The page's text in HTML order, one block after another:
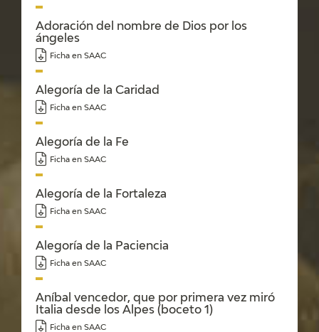
EXPOSICIONES
ACTIVIDADES
ACTUALIDAD
SALA DE PRENSA
BLOG CUADERNO ITALIANO
FRANCISCO DE GOYA
BIOGRAFÍA
EL VIAJE DE GOYA
Adoración del nombre de Dios por los
ángeles
Ficha en SAAC
Alegoría de la Caridad
Ficha en SAAC
Alegoría de la Fe
Ficha en SAAC
Alegoría de la Fortaleza
Ficha en SAAC
Alegoría de la Paciencia
Ficha en SAAC
Aníbal vencedor, que por primera vez miró
Italia desde los Alpes (boceto 1)
Ficha en SAAC